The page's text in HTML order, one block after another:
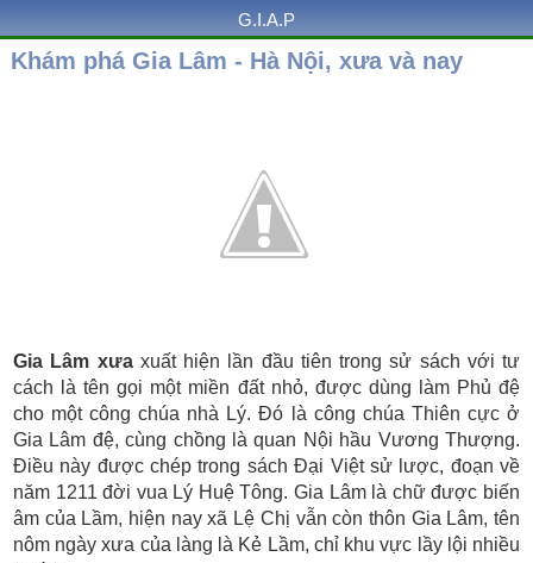
G.I.A.P
Khám phá Gia Lâm - Hà Nội, xưa và nay
Gia Lâm xưaxuất hiện lần đầu tiên trong sử sách với tư
cách là tên gọi một miền đất nhỏ, được dùng làm Phủ đệ
cho một công chúa nhà Lý. Đó là công chúa Thiên cực ở
Gia Lâm đệ, cùng chồng là quan Nội hầu Vương Thượng.
Điều này được chép trong sách Đại Việt sử lược, đoạn về
năm 1211 đời vua Lý Huệ Tông. Gia Lâm là chữ được biến
âm của Lầm, hiện nay xã Lệ Chị vẫn còn thôn Gia Lâm, tên
nôm ngày xưa của làng là Kẻ Lầm, chỉ khu vực lầy lội nhiều